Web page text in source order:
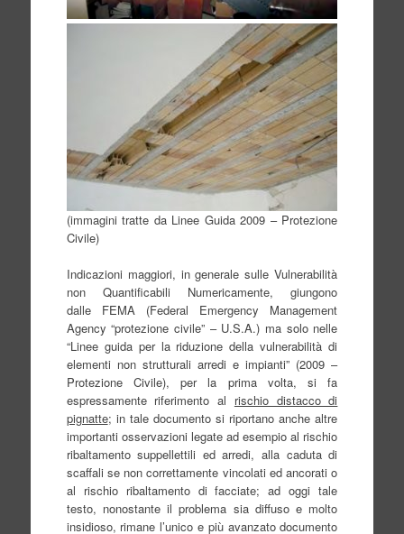
(immagini tratte da Linee Guida 2009 – Protezione
Civile)
Indicazioni maggiori, in generale sulle Vulnerabilità
non Quantificabili Numericamente, giungono
dalle FEMA (Federal Emergency Management
Agency “protezione civile” – U.S.A.) ma solo nelle
“Linee guida per la riduzione della vulnerabilità di
elementi non strutturali arredi e impianti” (2009 –
Protezione Civile), per la prima volta, si fa
espressamente riferimento al rischio distacco di
pignatte; in tale documento si riportano anche altre
importanti osservazioni legate ad esempio al rischio
ribaltamento suppellettili ed arredi, alla caduta di
scaffali se non correttamente vincolati ed ancorati o
al rischio ribaltamento di facciate; ad oggi tale
testo, nonostante il problema sia diffuso e molto
insidioso, rimane l’unico e più avanzato documento